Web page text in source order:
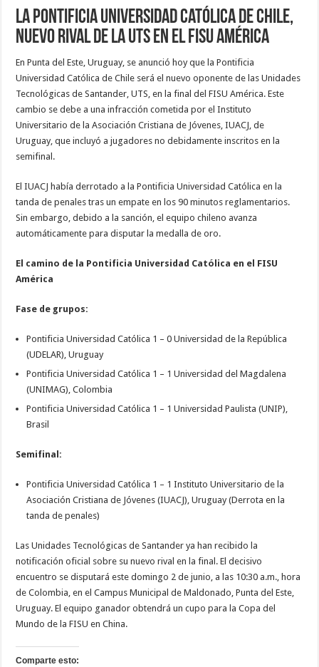
La Pontificia Universidad Católica de Chile,
nuevo rival de la UTS en el FISU América
En Punta del Este, Uruguay, se anunció hoy que la Pontificia
Universidad Católica de Chile será el nuevo oponente de las Unidades
Tecnológicas de Santander, UTS, en la final del FISU América. Este
cambio se debe a una infracción cometida por el Instituto
Universitario de la Asociación Cristiana de Jóvenes, IUACJ, de
Uruguay, que incluyó a jugadores no debidamente inscritos en la
semifinal.
El IUACJ había derrotado a la Pontificia Universidad Católica en la
tanda de penales tras un empate en los 90 minutos reglamentarios.
Sin embargo, debido a la sanción, el equipo chileno avanza
automáticamente para disputar la medalla de oro.
El camino de la Pontificia Universidad Católica en el FISU
América
Fase de grupos:
Pontificia Universidad Católica 1 – 0 Universidad de la República
(UDELAR), Uruguay
Pontificia Universidad Católica 1 – 1 Universidad del Magdalena
(UNIMAG), Colombia
Pontificia Universidad Católica 1 – 1 Universidad Paulista (UNIP),
Brasil
Semifinal:
Pontificia Universidad Católica 1 – 1 Instituto Universitario de la
Asociación Cristiana de Jóvenes (IUACJ), Uruguay (Derrota en la
tanda de penales)
Las Unidades Tecnológicas de Santander ya han recibido la
notificación oficial sobre su nuevo rival en la final. El decisivo
encuentro se disputará este domingo 2 de junio, a las 10:30 a.m., hora
de Colombia, en el Campus Municipal de Maldonado, Punta del Este,
Uruguay. El equipo ganador obtendrá un cupo para la Copa del
Mundo de la FISU en China.
Comparte esto: